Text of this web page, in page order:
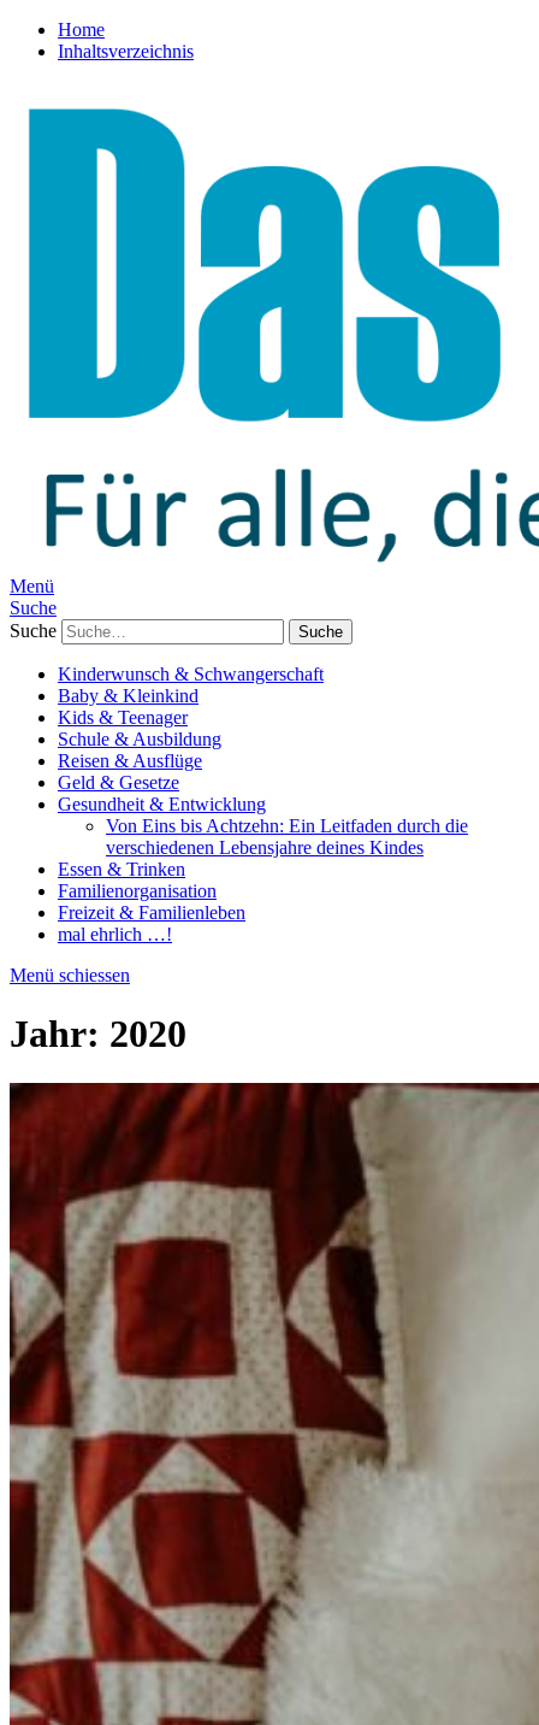
Home
Inhaltsverzeichnis
Menü
Suche
Suche
Kinderwunsch & Schwangerschaft
Baby & Kleinkind
Kids & Teenager
Schule & Ausbildung
Reisen & Ausflüge
Geld & Gesetze
Gesundheit & Entwicklung
Von Eins bis Achtzehn: Ein Leitfaden durch die
verschiedenen Lebensjahre deines Kindes
Essen & Trinken
Familienorganisation
Freizeit & Familienleben
mal ehrlich …!
Menü schiessen
Jahr: 2020